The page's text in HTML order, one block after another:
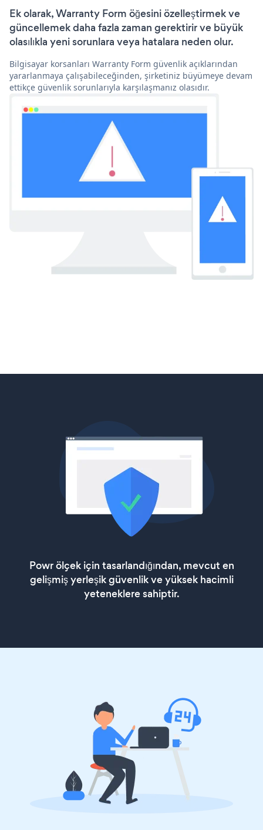
Ek olarak, Warranty Form öğesini özelleştirmek ve
güncellemek daha fazla zaman gerektirir ve büyük
olasılıkla yeni sorunlara veya hatalara neden olur.
Bilgisayar korsanları Warranty Form güvenlik açıklarından
yararlanmaya çalışabileceğinden, şirketiniz büyümeye devam
ettikçe güvenlik sorunlarıyla karşılaşmanız olasıdır.
Powr ölçek için tasarlandığından, mevcut en
gelişmiş yerleşik güvenlik ve yüksek hacimli
yeteneklere sahiptir.